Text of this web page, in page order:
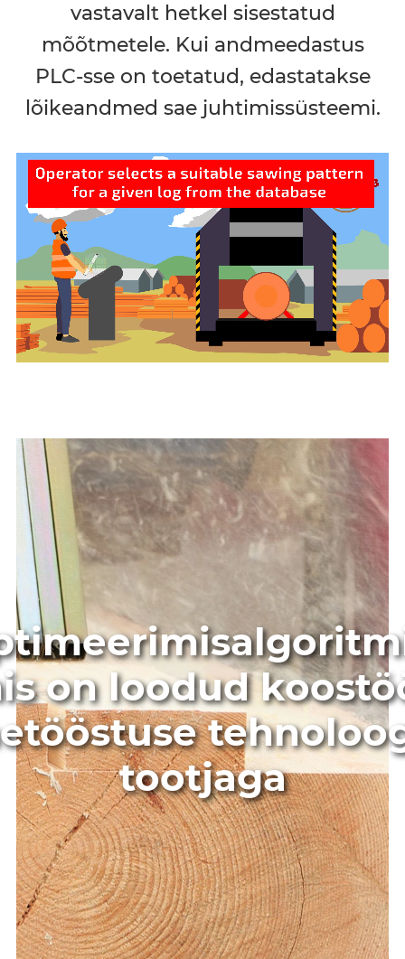
vastavalt hetkel sisestatud
mõõtmetele. Kui andmeedastus
PLC-sse on toetatud, edastatakse
lõikeandmed sae juhtimissüsteemi.
on loodud
tootjaga